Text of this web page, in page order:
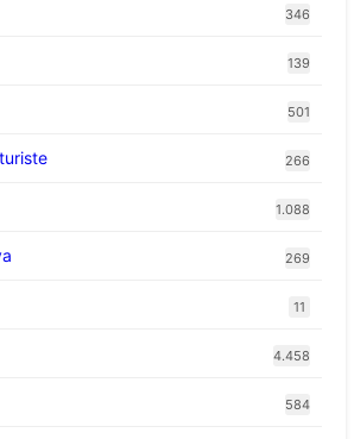
346
139
501
266
1.088
269
11
4.458
584